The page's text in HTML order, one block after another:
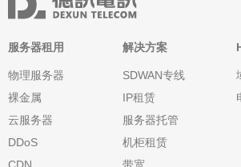
服务器租用
物理服务器
裸金属
云服务器
DDoS
解决方案
SDWAN专线
IP租赁
服务器托管
机柜租赁